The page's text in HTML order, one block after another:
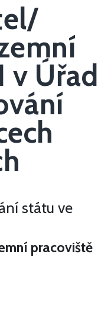
v Úřad
státu ve
pracoviště